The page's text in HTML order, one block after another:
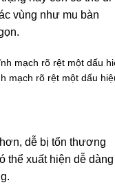
vùng như mu bàn
mạch rõ rệt một dấu
dễ bị tổn thương
thể xuất hiện dễ dàng